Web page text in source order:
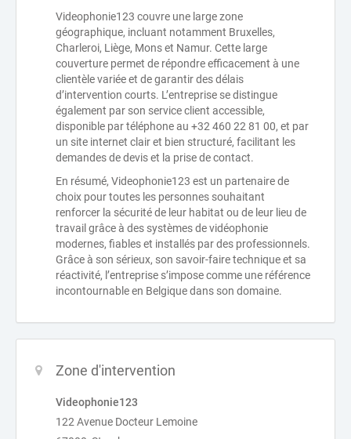
Videophonie123 couvre une large zone
géographique, incluant notamment Bruxelles,
Charleroi, Liège, Mons et Namur. Cette large
couverture permet de répondre efficacement à une
clientèle variée et de garantir des délais
d’intervention courts. L’entreprise se distingue
également par son service client accessible,
disponible par téléphone au +32 460 22 81 00, et par
un site internet clair et bien structuré, facilitant les
demandes de devis et la prise de contact.
En résumé, Videophonie123 est un partenaire de
choix pour toutes les personnes souhaitant
renforcer la sécurité de leur habitat ou de leur lieu de
travail grâce à des systèmes de vidéophonie
modernes, fiables et installés par des professionnels.
Grâce à son sérieux, son savoir-faire technique et sa
réactivité, l’entreprise s’impose comme une référence
incontournable en Belgique dans son domaine.
Zone d'intervention
Videophonie123
122 Avenue Docteur Lemoine